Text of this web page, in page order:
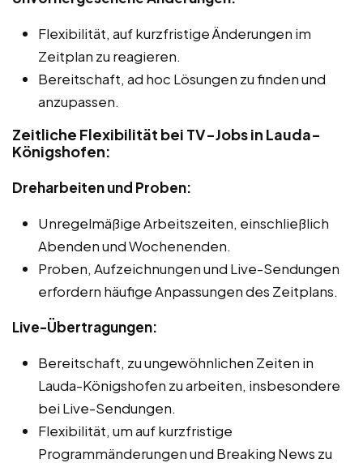
Flexibilität, auf kurzfristige Änderungen im
Zeitplan zu reagieren.
Bereitschaft, ad hoc Lösungen zu finden und
anzupassen.
Zeitliche Flexibilität bei TV-Jobs in Lauda-
Königshofen:
Dreharbeiten und Proben:
Unregelmäßige Arbeitszeiten, einschließlich
Abenden und Wochenenden.
Proben, Aufzeichnungen und Live-Sendungen
erfordern häufige Anpassungen des Zeitplans.
Live-Übertragungen:
Bereitschaft, zu ungewöhnlichen Zeiten in
Lauda-Königshofen zu arbeiten, insbesondere
bei Live-Sendungen.
Flexibilität, um auf kurzfristige
Programmänderungen und Breaking News zu